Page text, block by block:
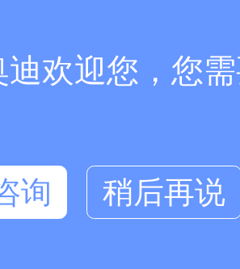
迪欢迎您，您
询
稍后再说
在线咨询